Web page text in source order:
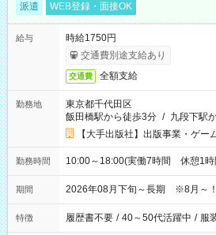
派遣 WEB登録・面接OK
給与
時給1750円
交通費別途支給あり
交通費 全額支給
勤務地
東京都千代田区
飯田橋駅から徒歩3分 / 九段下駅
【大手出版社】出版事業・ゲ
勤務時間 10:00～18:00(実働7時間 休憩1時
期間 2026年08月下旬～長期 ※8月～！
特徴 履歴書不要 / 40～50代活躍中 / 服